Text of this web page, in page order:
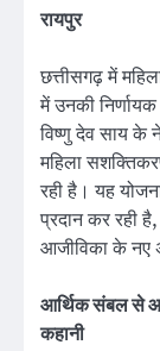
रायपुर
छत्तीसगढ़ में
में उनकी
विष्णु देव साय के
महिला
रही है। यह
प्रदान कर रही
आजीविका के नए
आर्थिक संबल से
कहानी